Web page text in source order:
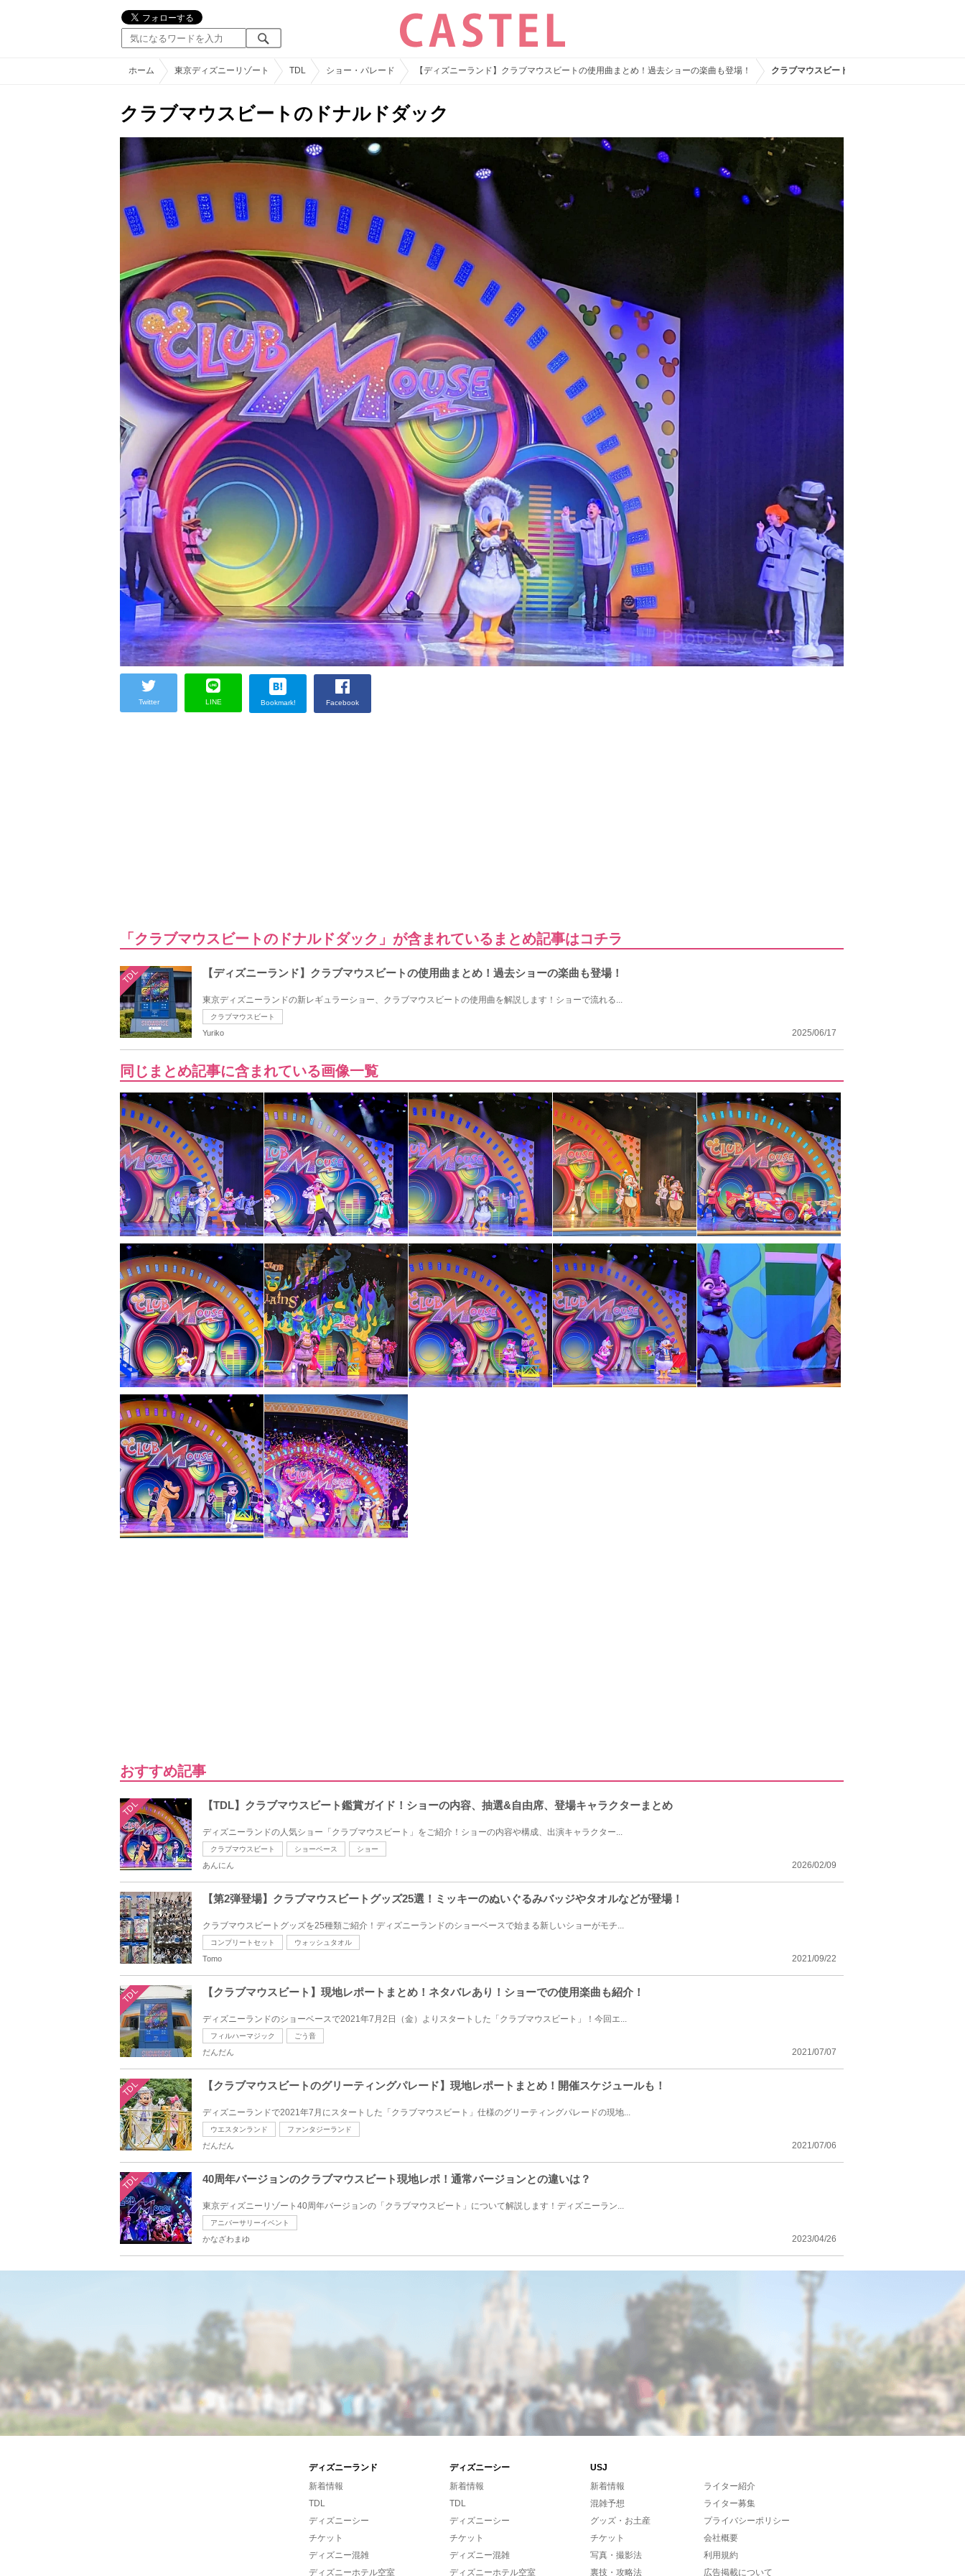
ホーム 東京ディズニーリゾート TDL ショー・パレード 【ディズニーランド】クラブマウスビートの使用曲まとめ！過去ショーの楽曲も登場！ クラブマウスビートのドナルドダック
クラブマウスビートのドナルドダック
Twitter LINE Bookmark! Facebook
「クラブマウスビートのドナルドダック」が含まれているまとめ記事はコチラ
TDL 【ディズニーランド】クラブマウスビートの使用曲まとめ！過去ショーの楽曲も登場！
東京ディズニーランドの新レギュラーショー、クラブマウスビートの使用曲を解説します！ショーで流れる...
クラブマウスビート
2025/06/17
Yuriko
同じまとめ記事に含まれている画像一覧
おすすめ記事
TDL 【TDL】クラブマウスビート鑑賞ガイド！ショーの内容、抽選&自由席、登場キャラクターまとめ
ディズニーランドの人気ショー「クラブマウスビート」をご紹介！ショーの内容や構成、出演キャラクター...
クラブマウスビート ショーベース ショー
2026/02/09
あんにん
【第2弾登場】クラブマウスビートグッズ25選！ミッキーのぬいぐるみバッジやタオルなどが登場！
クラブマウスビートグッズを25種類ご紹介！ディズニーランドのショーベースで始まる新しいショーがモチ...
コンプリートセット ウォッシュタオル
2021/09/22
Tomo
TDL 【クラブマウスビート】現地レポートまとめ！ネタバレあり！ショーでの使用楽曲も紹介！
ディズニーランドのショーベースで2021年7月2日（金）よりスタートした「クラブマウスビート」！今回エ...
フィルハーマジック ごう音
2021/07/07
だんだん
TDL 【クラブマウスビートのグリーティングパレード】現地レポートまとめ！開催スケジュールも！
ディズニーランドで2021年7月にスタートした「クラブマウスビート」仕様のグリーティングパレードの現地...
ウエスタンランド ファンタジーランド
2021/07/06
だんだん
TDL 40周年バージョンのクラブマウスビート現地レポ！通常バージョンとの違いは？
東京ディズニーリゾート40周年バージョンの「クラブマウスビート」について解説します！ディズニーラン...
アニバーサリーイベント
2023/04/26
かなざわまゆ
ディズニーランド ディズニーシー
USJ
新着情報
TDL
ディズニーシー
チケット
ディズニー混雑
ディズニーホテル空室
新着情報
TDL
ディズニーシー
チケット
ディズニー混雑
ディズニーホテル空室
新着情報
混雑予想
グッズ・お土産
チケット
写真・撮影法
裏技・攻略法
ライター紹介
ライター募集
プライバシーポリシー
会社概要
利用規約
広告掲載について